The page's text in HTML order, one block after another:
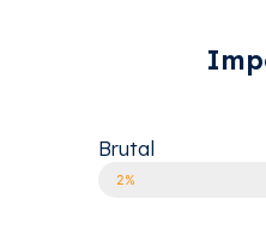
Brutal
2%